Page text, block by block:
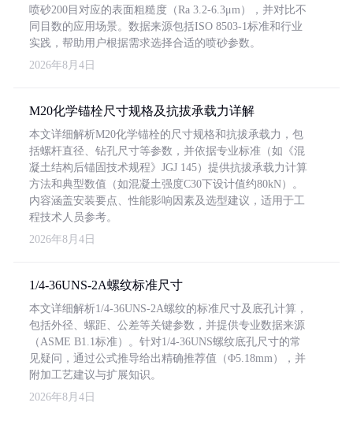
喷砂200目对应的表面粗糙度（Ra 3.2-6.3μm），并对比不
同目数的应用场景。数据来源包括ISO 8503-1标准和行业
实践，帮助用户根据需求选择合适的喷砂参数。
2026年8月4日
M20化学锚栓尺寸规格及抗拔承载力详解
本文详细解析M20化学锚栓的尺寸规格和抗拔承载力，包
括螺杆直径、钻孔尺寸等参数，并依据专业标准（如《混
凝土结构后锚固技术规程》JGJ 145）提供抗拔承载力计算
方法和典型数值（如混凝土强度C30下设计值约80kN）。
内容涵盖安装要点、性能影响因素及选型建议，适用于工
程技术人员参考。
2026年8月4日
1/4-36UNS-2A螺纹标准尺寸
本文详细解析1/4-36UNS-2A螺纹的标准尺寸及底孔计算，
包括外径、螺距、公差等关键参数，并提供专业数据来源
（ASME B1.1标准）。针对1/4-36UNS螺纹底孔尺寸的常
见疑问，通过公式推导给出精确推荐值（Φ5.18mm），并
附加工艺建议与扩展知识。
2026年8月4日